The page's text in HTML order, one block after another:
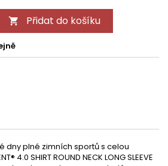
 Přidat do košíku
dny plné zimních sportů s celou
4.0 SHIRT ROUND NECK LONG SLEEVE